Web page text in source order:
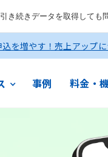
き続きデータを取得しても
を増やす！売上アップ
事例 料金・